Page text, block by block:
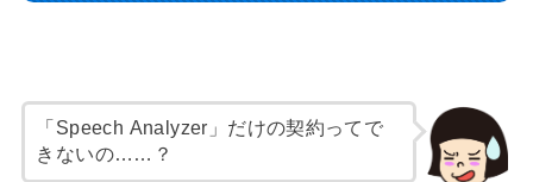
「Speech Analyzer」だけの契約ってで
きないの……？